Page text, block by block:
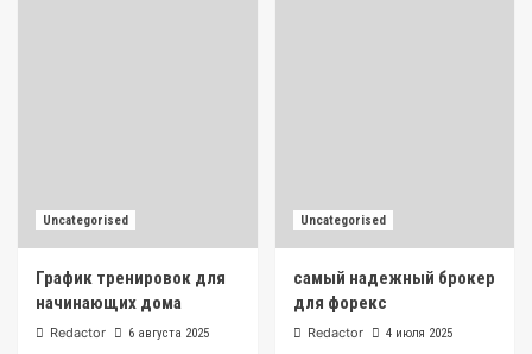
Uncategorised
График тренировок для
начинающих дома
Redactor 6 августа 2025
Uncategorised
самый надежный брокер
для форекс
Redactor 4 июля 2025